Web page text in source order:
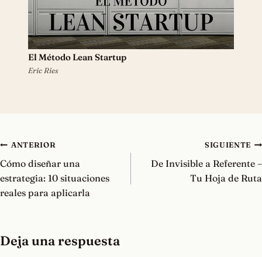
El Método Lean Startup
Eric Ries
Navegación
de
entradas
ANTERIOR
Cómo diseñar una
estrategia: 10 situaciones
reales para aplicarla
SIGUIENTE
De Invisible a Referente –
Tu Hoja de Ruta
Deja una respuesta